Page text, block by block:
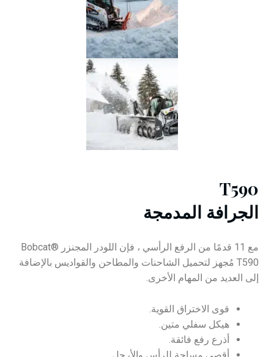
T590
الجرافة المدمجة
مع 11 قدمًا من الرفع الرأسي ، فإن اللودر المجنزر Bobcat®
T590 مُجهز لتحميل الشاحنات والمطاحن والقواديس بالإضافة
إلى العديد من المهام الأخرى.
قوى الاختراق القوية.
هيكل سفلي متين.
أذرع رفع فائقة.